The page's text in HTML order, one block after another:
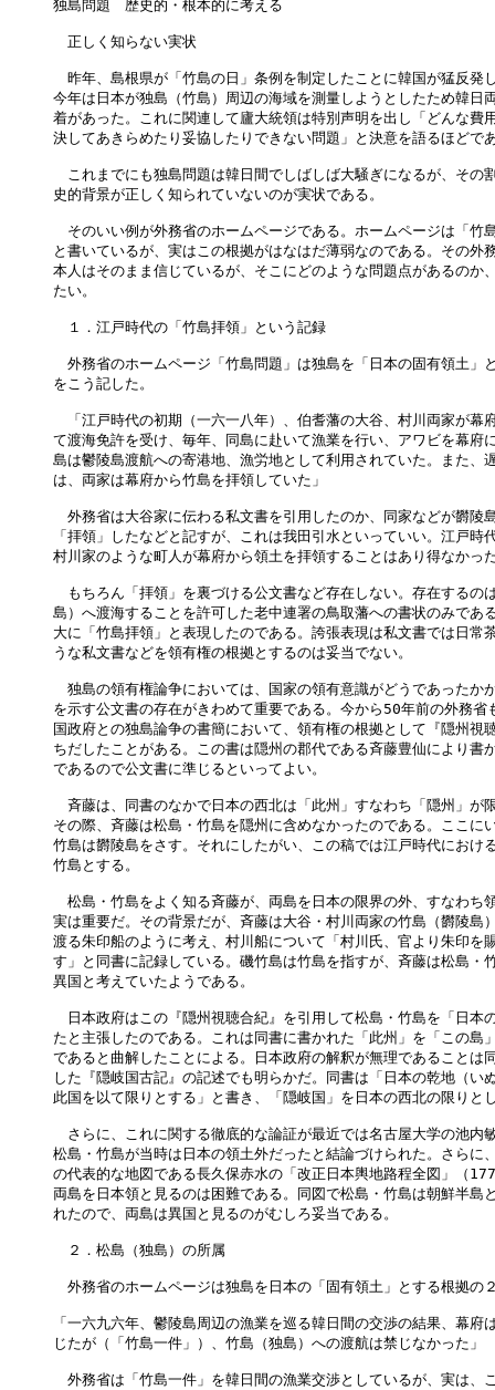
独島問題　歴史的・根本的に考える
正しく知らない実状
昨年、島根県が「竹島の日」条例を制定したことに韓国が猛反発
今年は日本が独島（竹島）周辺の海域を測量しようとしたため韓日
着があった。これに関連して廬大統領は特別声明を出し「どんな費
決してあきらめたり妥協したりできない問題」と決意を語るほどで
これまでにも独島問題は韓日間でしばしば大騒ぎになるが、その
史的背景が正しく知られていないのが実状である。
そのいい例が外務省のホームページである。ホームページは「竹
と書いているが、実はこの根拠がはなはだ薄弱なのである。その外
本人はそのまま信じているが、そこにどのような問題点があるのか
たい。
１．江戸時代の「竹島拝領」という記録
外務省のホームページ「竹島問題」は独島を「日本の固有領土」
をこう記した。
「江戸時代の初期（一六一八年）、伯耆藩の大谷、村川両家が幕
て渡海免許を受け、毎年、同島に赴いて漁業を行い、アワビを幕府
島は鬱陵島渡航への寄港地、漁労地として利用されていた。また、
は、両家は幕府から竹島を拝領していた」
外務省は大谷家に伝わる私文書を引用したのか、同家などが欝陵
「拝領」したなどと記すが、これは我田引水といっていい。江戸時
村川家のような町人が幕府から領土を拝領することはあり得なかっ
もちろん「拝領」を裏づける公文書など存在しない。存在するの
島）へ渡海することを許可した老中連署の鳥取藩への書状のみであ
大に「竹島拝領」と表現したのである。誇張表現は私文書では日常
うな私文書などを領有権の根拠とするのは妥当でない。
独島の領有権論争においては、国家の領有意識がどうであったか
を示す公文書の存在がきわめて重要である。今から50年前の外務省
国政府との独島論争の書簡において、領有権の根拠として『隠州視
ちだしたことがある。この書は隠州の郡代である斉藤豊仙により書
であるので公文書に準じるといってよい。
斉藤は、同書のなかで日本の西北は「此州」すなわち「隠州」が
その際、斉藤は松島・竹島を隠州に含めなかったのである。ここに
竹島は欝陵島をさす。それにしたがい、この稿では江戸時代におけ
竹島とする。
松島・竹島をよく知る斉藤が、両島を日本の限界の外、すなわち
実は重要だ。その背景だが、斉藤は大谷・村川両家の竹島（欝陵島
渡る朱印船のように考え、村川船について「村川氏、官より朱印を
す」と同書に記録している。磯竹島は竹島を指すが、斉藤は松島・
異国と考えていたようである。
日本政府はこの『隠州視聴合紀』を引用して松島・竹島を「日本
たと主張したのである。これは同書に書かれた「此州」を「この島
であると曲解したことによる。日本政府の解釈が無理であることは
した『隠岐国古記』の記述でも明らかだ。同書は「日本の乾地（い
此国を以て限りとする」と書き、「隠岐国」を日本の西北の限りと
さらに、これに関する徹底的な論証が最近では名古屋大学の池内
松島・竹島が当時は日本の領土外だったと結論づけられた。さらに
の代表的な地図である長久保赤水の「改正日本輿地路程全図」（
両島を日本領と見るのは困難である。同図で松島・竹島は朝鮮半島
れたので、両島は異国と見るのがむしろ妥当である。
２．松島（独島）の所属
外務省のホームページは独島を日本の「固有領土」とする根拠の
「一六九六年、鬱陵島周辺の漁業を巡る韓日間の交渉の結果、幕府
じたが（「竹島一件」）、竹島（独島）への渡航は禁じなかった」
外務省は「竹島一件」を韓日間の漁業交渉としているが、実は、